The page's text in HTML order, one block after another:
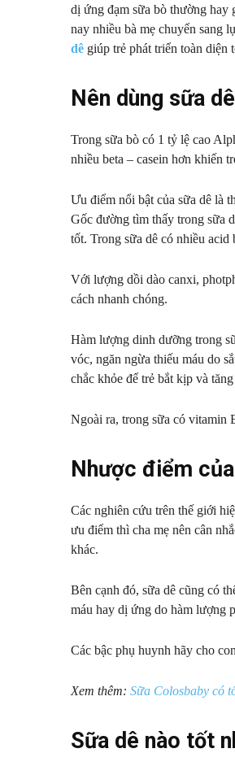
dị ứng đạm sữa bò thường hay
nay nhiều bà mẹ chuyển sang
dê giúp trẻ phát triển toàn diện
Nên dùng sữa
Trong sữa bò có 1 tỷ lệ cao
nhiều beta – casein hơn khiến
Ưu điểm nổi bật của sữa dê là
Gốc đường tìm thấy trong sữa
tốt. Trong sữa dê có nhiều acid
Với lượng dồi dào canxi,
cách nhanh chóng.
Hàm lượng dinh dưỡng trong
vóc, ngăn ngừa thiếu máu do
chắc khỏe để trẻ bắt kịp và
Ngoài ra, trong sữa có vitamin
Nhược điểm
Các nghiên cứu trên thế giới
ưu điểm thì cha mẹ nên cân
khác.
Bên cạnh đó, sữa dê cũng có
máu hay dị ứng do hàm lượng
Các bậc phụ huynh hãy cho
Xem thêm: Sữa Colosbaby có
Sữa dê nào tốt